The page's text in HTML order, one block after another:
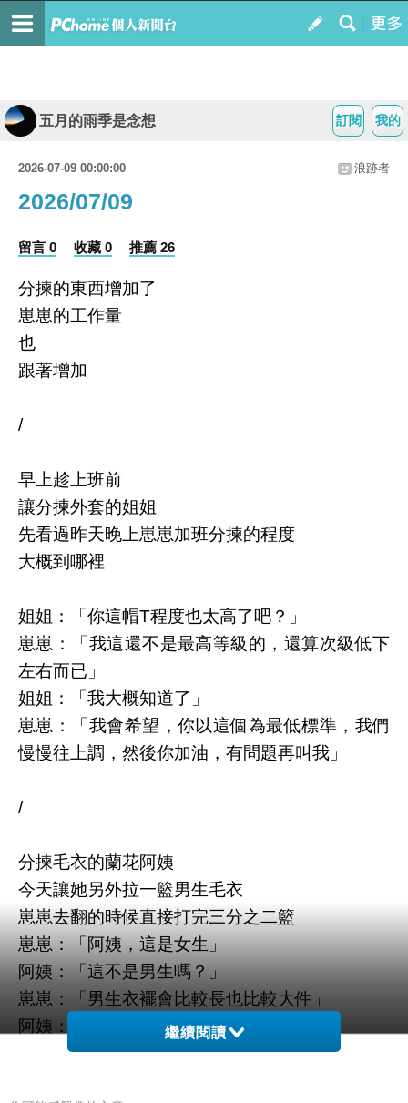
我的
訂閱
五月的雨季是念想
2026-07-09 00:00:00 浪跡者
2026/07/09
留言 0 收藏 0 推薦 26
分揀的東西增加了
崽崽的工作量
也
跟著增加
/
早上趁上班前
讓分揀外套的姐姐
先看過昨天晚上崽崽加班分揀的程度
大概到哪裡
姐姐：「你這帽T程度也太高了吧？」
崽崽：「我這還不是最高等級的，還算次級低下
左右而已」
姐姐：「我大概知道了」
崽崽：「我會希望，你以這個為最低標準，我們
慢慢往上調，然後你加油，有問題再叫我」
/
分揀毛衣的蘭花阿姨
今天讓她另外拉一籃男生毛衣
崽崽去翻的時候直接打完三分之二籃
崽崽：「阿姨，這是女生」
阿姨：「這不是男生嗎？」
崽崽：「男生衣襬會比較長也比較大件」
阿姨：「那這件呢？」
崽崽：「女生」
繼續閱讀